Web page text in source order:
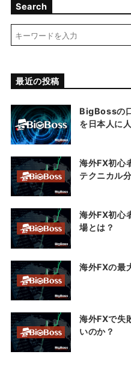
Search
最近の投稿
BigBossの
を日本人に
海外FX初心
テクニカル
海外FX初心
場とは？
海外FXの最
海外FXで失
いのか？